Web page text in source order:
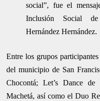
social”, fue el
Inclusión Social
Hernández Hernández.
Entre los grupos
del municipio de San
Chocontá; Let’s Dance de
Machetá, así como el Duo